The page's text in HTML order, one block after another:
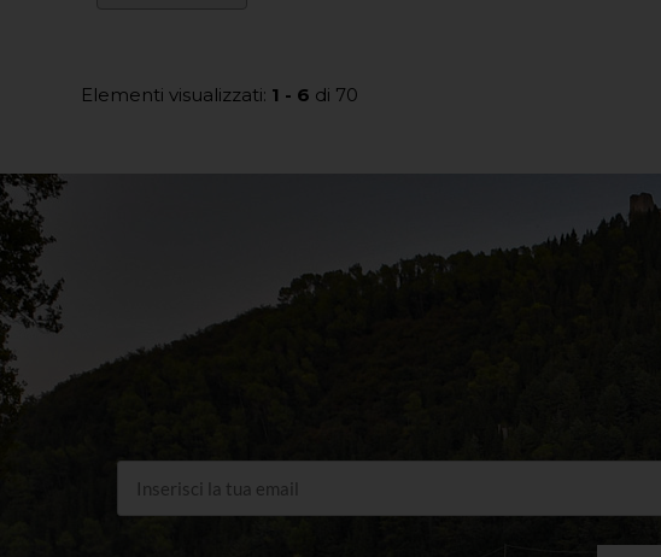
Elementi visualizzati: 1 - 6 di 70